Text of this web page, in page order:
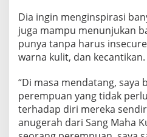
Dia ingin menginspirasi
juga mampu menunjukan
punya tanpa harus
warna kulit, dan kecantikan.
“Di masa mendatang, saya
perempuan yang tidak
terhadap diri mereka
anugerah dari Sang Maha